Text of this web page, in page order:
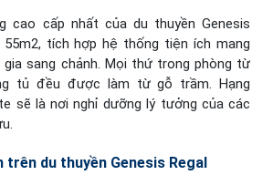
cao cấp nhất của du thuyền Genesis
55m2, tích hợp hệ thống tiện ích mang
gia sang chảnh. Mọi thứ trong phòng từ
tủ đều được làm từ gỗ trầm. Hạng
sẽ là nơi nghỉ dưỡng lý tưởng của các
trên du thuyền Genesis Regal